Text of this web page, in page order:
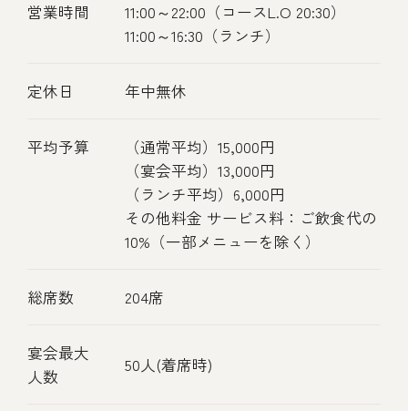
営業時間
11:00～22:00（コースL.O 20:30）
11:00～16:30（ランチ）
定休日 年中無休
平均予算
（通常平均）15,000円
（宴会平均）13,000円
（ランチ平均）6,000円
その他料金 サービス料：ご飲食代の
10%（一部メニューを除く）
総席数 204席
宴会最大
人数
50人(着席時)